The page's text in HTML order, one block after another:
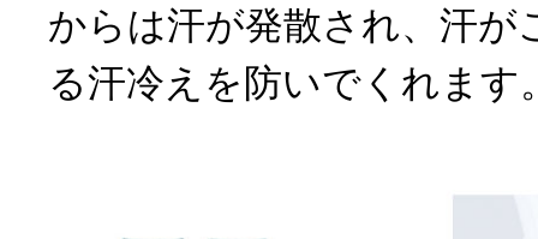
からは汗が発散され、汗が
る汗冷えを防いでくれます